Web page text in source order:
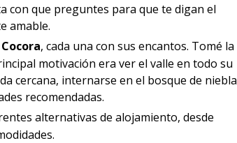
con que preguntes para que te digan el
amable.
, cada una con sus encantos. Tomé la
motivación era ver el valle en todo su
cercana, internarse en el bosque de niebla
recomendadas.
alternativas de alojamiento, desde